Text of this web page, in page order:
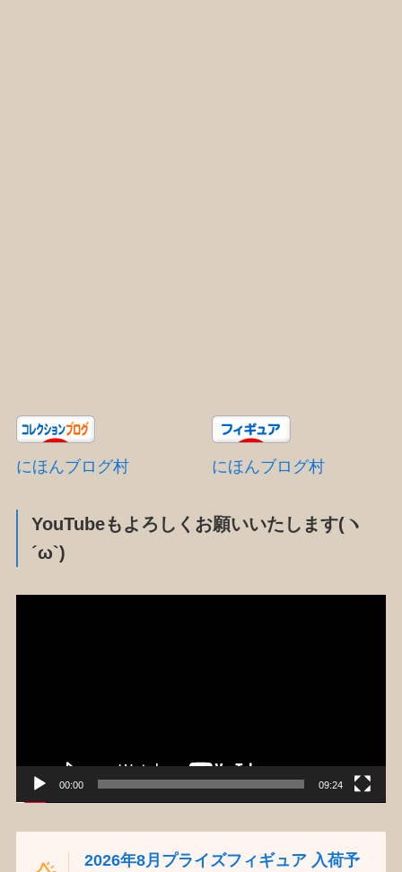
にほんブログ村 にほんブログ村
YouTubeもよろしくお願いいたします(ヽ
´ω`)
00:00 09:24
2026年8月プライズフィギュア 入荷予